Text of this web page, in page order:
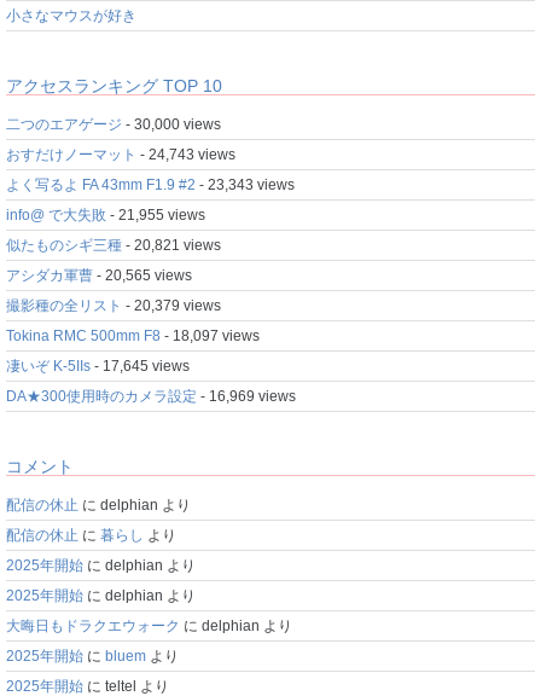
小さなマウスが好き
アクセスランキング TOP 10
二つのエアゲージ - 30,000 views
おすだけノーマット - 24,743 views
よく写るよ FA 43mm F1.9 #2 - 23,343 views
info@ で大失敗 - 21,955 views
似たものシギ三種 - 20,821 views
アシダカ軍曹 - 20,565 views
撮影種の全リスト - 20,379 views
Tokina RMC 500mm F8 - 18,097 views
凄いぞ K-5IIs - 17,645 views
DA★300使用時のカメラ設定 - 16,969 views
コメント
配信の休止 に delphian より
配信の休止 に 暮らし より
2025年開始 に delphian より
2025年開始 に delphian より
大晦日もドラクエウォーク に delphian より
2025年開始 に bluem より
2025年開始 に teltel より